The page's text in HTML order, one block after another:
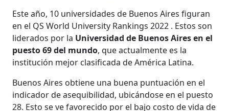
Este año, 10 universidades de Buenos Aires figuran
en el QS World University Rankings 2022 . Estos son
liderados por la Universidad de Buenos Aires en el
puesto 69 del mundo, que actualmente es la
institución mejor clasificada de América Latina.
Buenos Aires obtiene una buena puntuación en el
indicador de asequibilidad, ubicándose en el puesto
28. Esto se ve favorecido por el bajo costo de vida de